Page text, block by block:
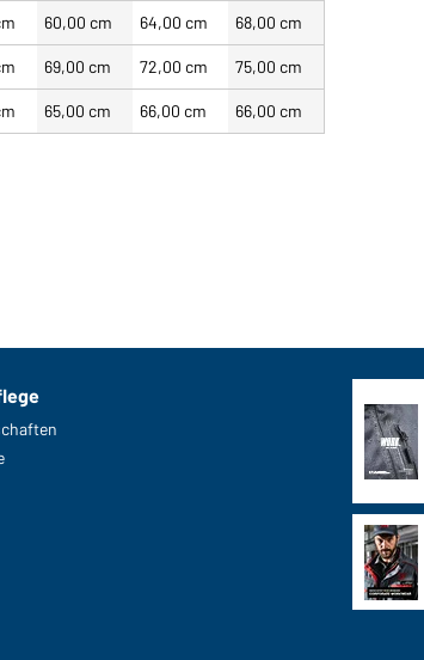
60,00 cm 64,00 cm 68,00 cm
69,00 cm 72,00 cm 75,00 cm
65,00 cm 66,00 cm 66,00 cm
Art-Nr.: JN761